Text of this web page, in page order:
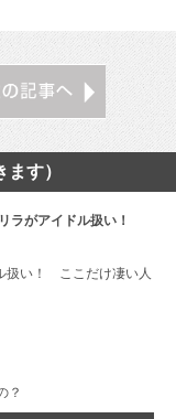
す）
ラがアイドル扱い！
扱い！ ここだけ凄い人
？